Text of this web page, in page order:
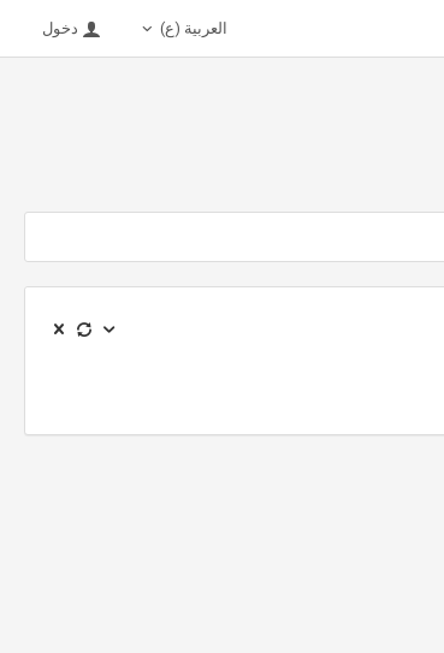
العربية (ع) دخول